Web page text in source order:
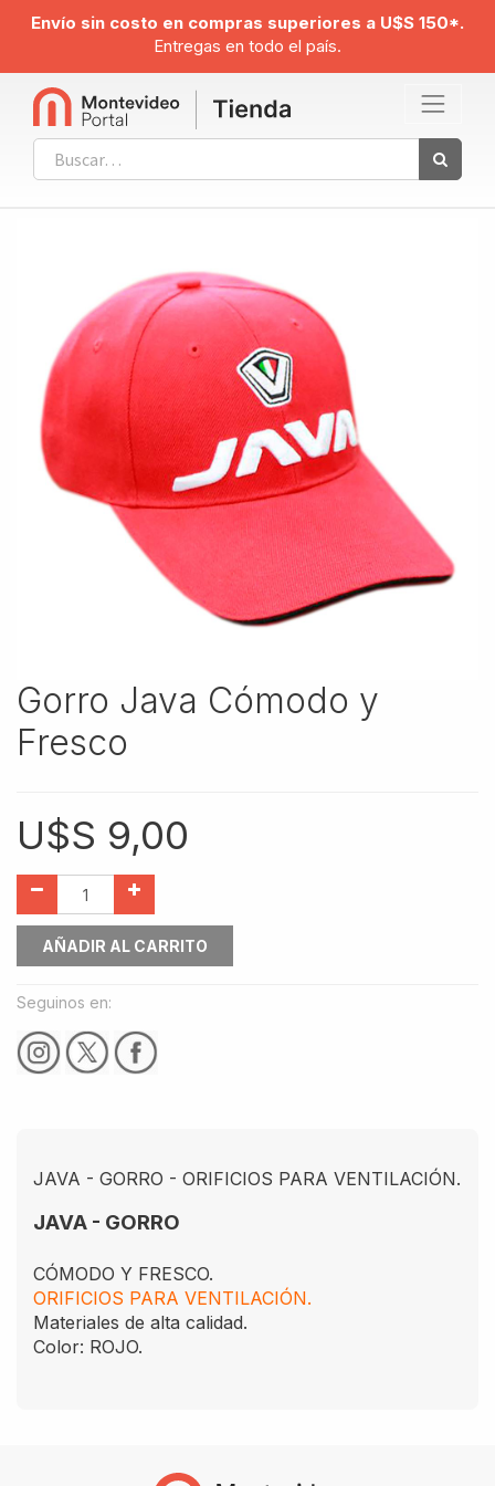
Envío sin costo en compras superiores a U$S 150*.
Entregas en todo el país.
Gorro Java Cómodo y
Fresco
U$S 9,00
AÑADIR AL CARRITO
Seguinos en:
JAVA - GORRO - ORIFICIOS PARA VENTILACIÓN.
JAVA - GORRO
CÓMODO Y FRESCO.
ORIFICIOS PARA VENTILACIÓN.
Materiales de alta calidad.
Color: ROJO.